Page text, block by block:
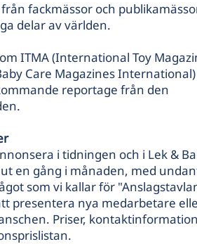
fackmässor och
delar av världen.
ITMA(International Toy
Care Magazines International)
reportage från den
i tidningen och i Lek &
en gång i månaden, med
som vi kallar för
presentera nya medarbetare
Priser,
.